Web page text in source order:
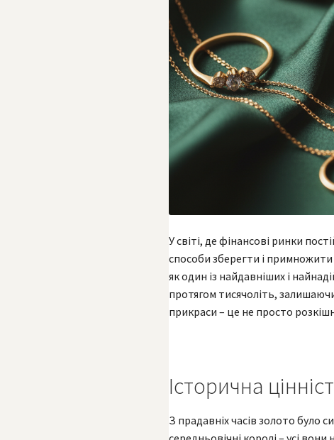
У світі, де фінансові ринки
способи зберегти і примножити
як один із найдавніших і
протягом тисячоліть,
прикраси – це не просто
Історична
З прадавніх часів золото було